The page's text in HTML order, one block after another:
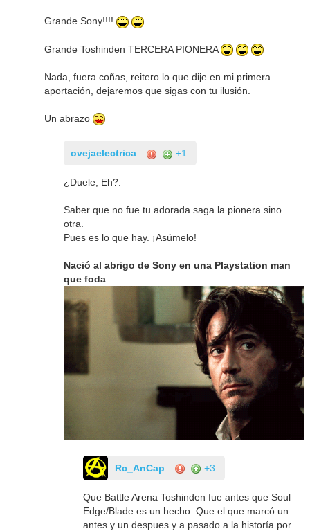
Grande Sony!!!!
Grande Toshinden TERCERA PIONERA
Nada, fuera coñas, reitero lo que dije en mi primera
aportación, dejaremos que sigas con tu ilusión.
Un abrazo
ovejaelectrica +1
¿Duele, Eh?.
Saber que no fue tu adorada saga la pionera sino
otra.
Pues es lo que hay. ¡Asúmelo!
Nació al abrigo de Sony en una Playstation man
que foda...
Rc_AnCap +3
Que Battle Arena Toshinden fue antes que Soul
Edge/Blade es un hecho. Que el que marcó un
antes y un despues y a pasado a la historía por